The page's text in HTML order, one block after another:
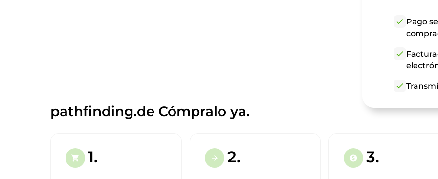
check Pago
check
check
pathfinding.de Cómpralo ya.
shopping_cart 1. arrow_forward 2. paid 3.